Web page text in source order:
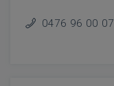
0476 96 00 07